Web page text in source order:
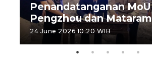
Penandatanganan MoU
Pengzhou dan Mataram
24 June 2026 10:20 WIB